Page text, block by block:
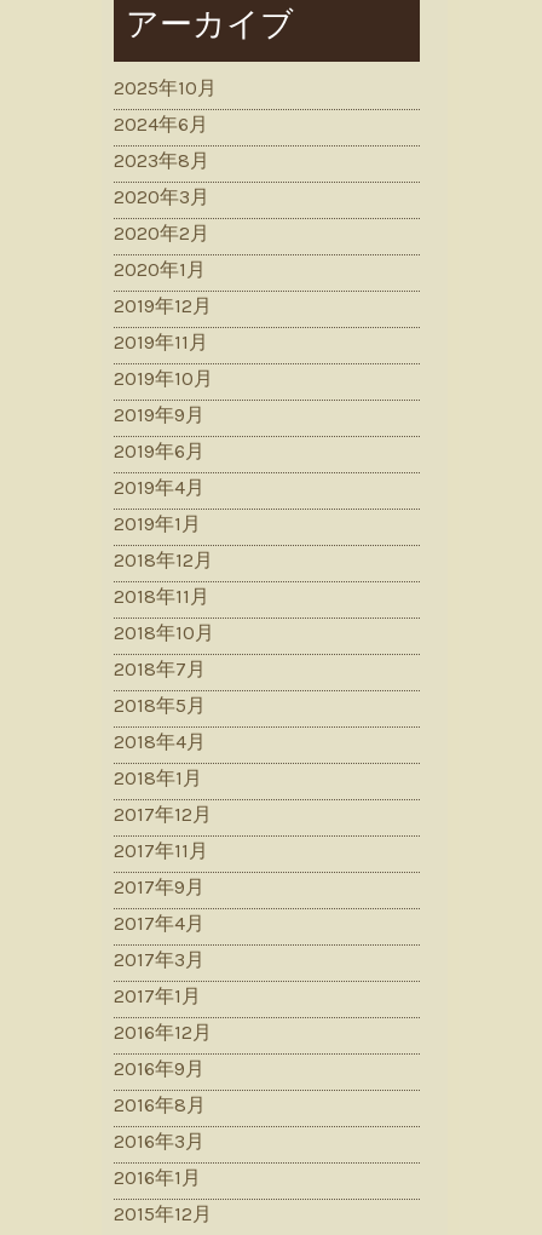
アーカイブ
2025年10月
2024年6月
2023年8月
2020年3月
2020年2月
2020年1月
2019年12月
2019年11月
2019年10月
2019年9月
2019年6月
2019年4月
2019年1月
2018年12月
2018年11月
2018年10月
2018年7月
2018年5月
2018年4月
2018年1月
2017年12月
2017年11月
2017年9月
2017年4月
2017年3月
2017年1月
2016年12月
2016年9月
2016年8月
2016年3月
2016年1月
2015年12月